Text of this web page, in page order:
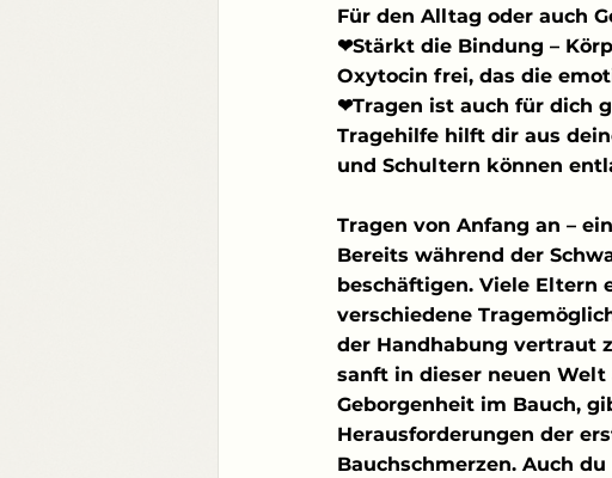
Für den Alltag oder auch
❤Stärkt die Bindung –
Oxytocin frei, das die
❤Tragen ist auch für dich
Tragehilfe hilft dir aus
und Schultern können
Tragen von Anfang an –
Bereits während der
beschäftigen. Viele Eltern
verschiedene
der Handhabung vertraut
sanft in dieser neuen
Geborgenheit im Bauch,
Herausforderungen der
Bauchschmerzen. Auch